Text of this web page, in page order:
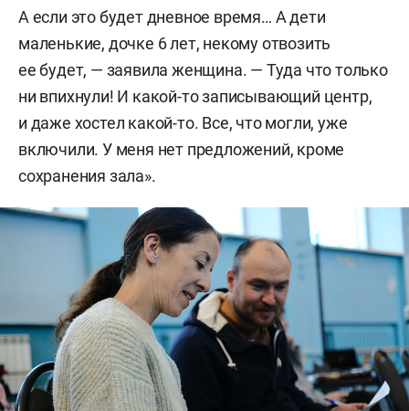
А если это будет дневное время… А дети
маленькие, дочке 6 лет, некому отвозить
ее будет, — заявила женщина. — Туда что только
ни впихнули! И какой-то записывающий центр,
и даже хостел какой-то. Все, что могли, уже
включили. У меня нет предложений, кроме
сохранения зала».